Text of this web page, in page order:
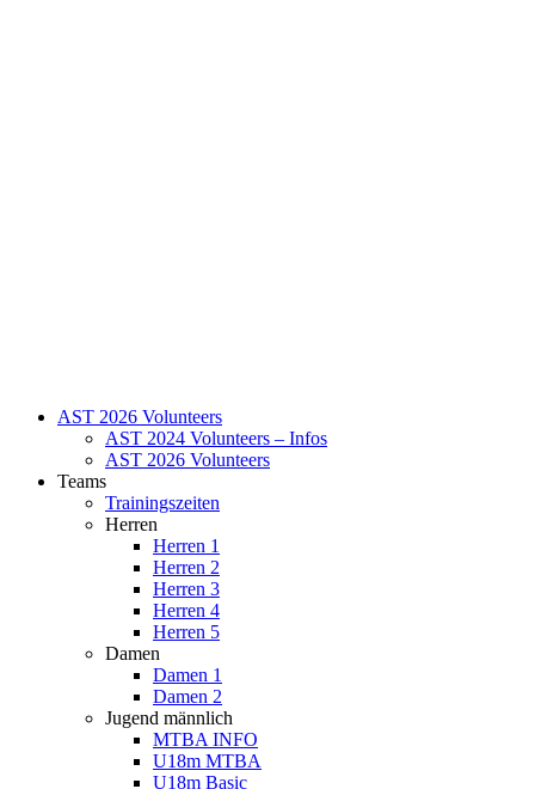
AST 2026 Volunteers
AST 2024 Volunteers – Infos
AST 2026 Volunteers
Teams
Trainingszeiten
Herren
Herren 1
Herren 2
Herren 3
Herren 4
Herren 5
Damen
Damen 1
Damen 2
Jugend männlich
MTBA INFO
U18m MTBA
U18m Basic